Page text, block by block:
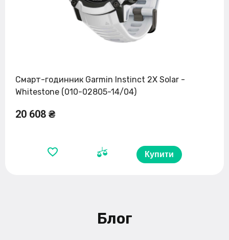
Смарт-годинник Garmin Instinct 2X Solar -
Whitestone (010-02805-14/04)
20 608 ₴
Купити
Блог